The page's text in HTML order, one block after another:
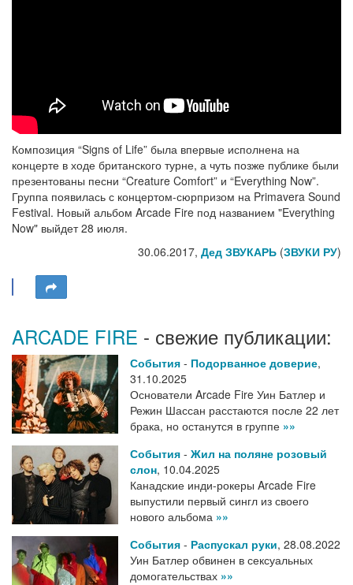
Композиция “Signs of Life” была впервые исполнена на
концерте в ходе британского турне, а чуть позже публике были
презентованы песни “Creature Comfort” и “Everything Now”.
Группа появилась с концертом-сюрпризом на Primavera Sound
Festival. Новый альбом Arcade Fire под названием "Everything
Now" выйдет 28 июля.
30.06.2017, Дед ЗВУКАРЬ (ЗВУКИ РУ)
ARCADE FIRE - свежие публикации:
События - Подорванное доверие,
31.10.2025
Основатели Arcade Fire Уин Батлер и
Режин Шассан расстаются после 22 лет
брака, но останутся в группе »»
События - Жил на поляне розовый
слон, 10.04.2025
Канадские инди-рокеры Arcade Fire
выпустили первый сингл из своего
нового альбома »»
События - Распускал руки, 28.08.2022
Уин Батлер обвинен в сексуальных
домогательствах »»